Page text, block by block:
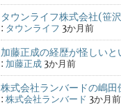
タウンライフ株式会社(笹
: タウンライフ 3か月前
加藤正成の経歴が怪しいと
: 加藤正成 3か月前
株式会社ランバードの嶋田
: 株式会社ランバード 3か月前